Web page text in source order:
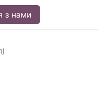
з нами